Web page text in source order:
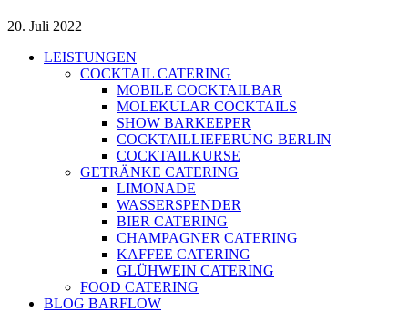
20. Juli 2022
LEISTUNGEN
COCKTAIL CATERING
MOBILE COCKTAILBAR
MOLEKULAR COCKTAILS
SHOW BARKEEPER
COCKTAILLIEFERUNG BERLIN
COCKTAILKURSE
GETRÄNKE CATERING
LIMONADE
WASSERSPENDER
BIER CATERING
CHAMPAGNER CATERING
KAFFEE CATERING
GLÜHWEIN CATERING
FOOD CATERING
BLOG BARFLOW